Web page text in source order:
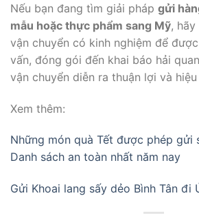
Nếu bạn đang tìm giải pháp gửi
mẫu hoặc thực phẩm sang Mỹ,
vận chuyển có kinh nghiệm để
vấn, đóng gói đến khai báo hải
vận chuyển diễn ra thuận lợi và hiệu
Xem thêm:
Những món quà Tết được phép gửi
Danh sách an toàn nhất năm nay
Gửi Khoai lang sấy dẻo Bình Tân đi